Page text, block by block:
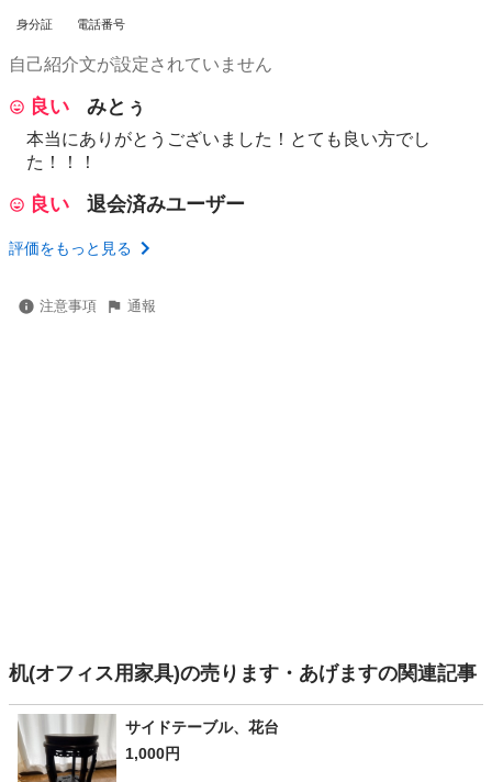
身分証 電話番号
自己紹介文が設定されていません
良い みとぅ
本当にありがとうございました！とても良い方でし
た！！！
良い 退会済みユーザー
評価をもっと見る
注意事項 通報
机(オフィス用家具)の売ります・あげますの関連記事
サイドテーブル、花台
1,000円